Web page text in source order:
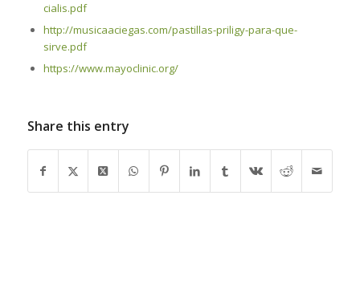
cialis.pdf
http://musicaaciegas.com/pastillas-priligy-para-que-
sirve.pdf
https://www.mayoclinic.org/
Share this entry